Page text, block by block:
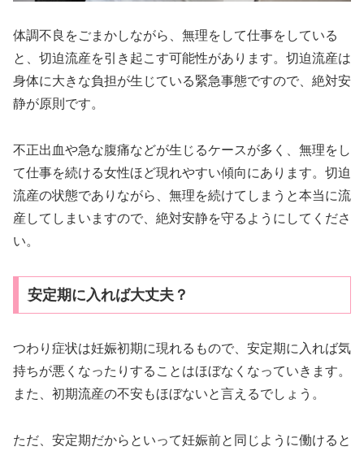
体調不良をごまかしながら、無理をして仕事をしている
と、切迫流産を引き起こす可能性があります。切迫流産は
身体に大きな負担が生じている緊急事態ですので、絶対安
静が原則です。
不正出血や急な腹痛などが生じるケースが多く、無理をし
て仕事を続ける女性ほど現れやすい傾向にあります。切迫
流産の状態でありながら、無理を続けてしまうと本当に流
産してしまいますので、絶対安静を守るようにしてくださ
い。
安定期に入れば大丈夫？
つわり症状は妊娠初期に現れるもので、安定期に入れば気
持ちが悪くなったりすることはほぼなくなっていきます。
また、初期流産の不安もほぼないと言えるでしょう。
ただ、安定期だからといって妊娠前と同じように働けると